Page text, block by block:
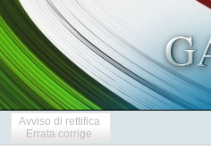
Avviso di rettifica
Errata corrige